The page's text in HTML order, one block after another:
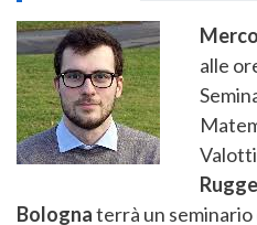
alle
Bolognaterrà un